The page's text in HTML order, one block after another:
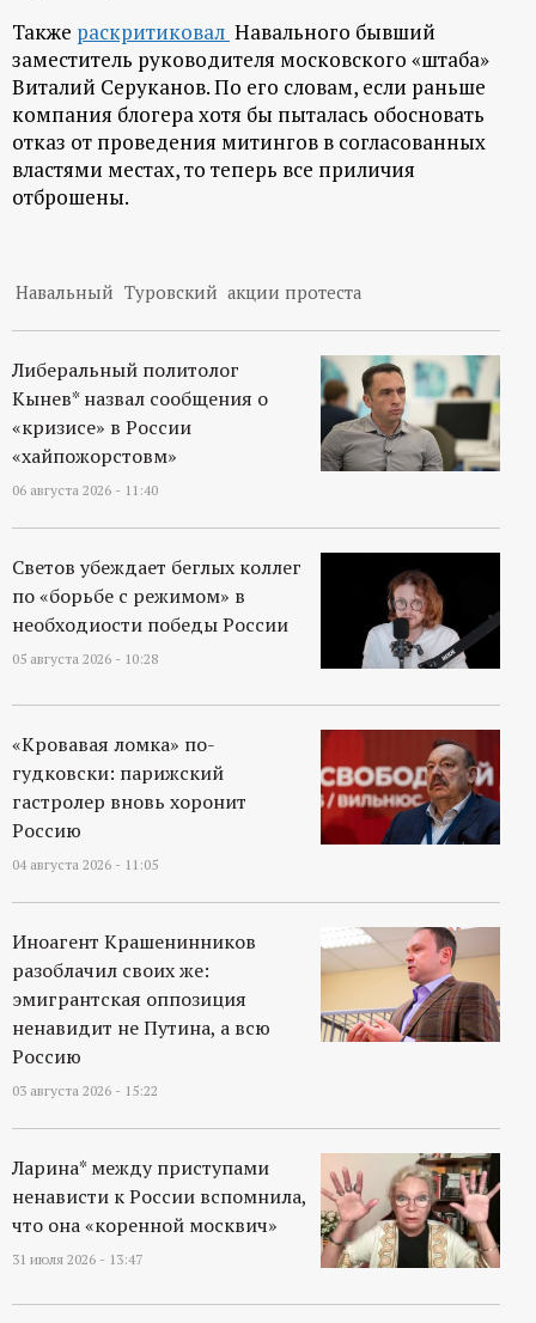
Также раскритиковал Навального бывший
заместитель руководителя московского «штаба»
Виталий Серуканов. По его словам, если раньше
компания блогера хотя бы пыталась обосновать
отказ от проведения митингов в согласованных
властями местах, то теперь все приличия
отброшены.
Навальный Туровский акции протеста
Либеральный политолог
Кынев* назвал сообщения о
«кризисе» в России
«хайпожорстовм»
06 августа 2026 - 11:40
Светов убеждает беглых коллег
по «борьбе с режимом» в
необходиости победы России
05 августа 2026 - 10:28
«Кровавая ломка» по-
гудковски: парижский
гастролер вновь хоронит
Россию
04 августа 2026 - 11:05
Иноагент Крашенинников
разоблачил своих же:
эмигрантская оппозиция
ненавидит не Путина, а всю
Россию
03 августа 2026 - 15:22
Ларина* между приступами
ненависти к России вспомнила,
что она «коренной москвич»
31 июля 2026 - 13:47